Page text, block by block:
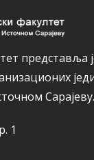
представља
Сарајеву.
1